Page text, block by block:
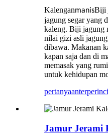
KalenganmanisBiji
jagung segar yang
kaleng. Biji jagung
nilai gizi asli
dibawa. Makanan
kapan saja dan di
memasak yang
untuk kehidupan
pertanyaanterperinci
Jamur Jerami